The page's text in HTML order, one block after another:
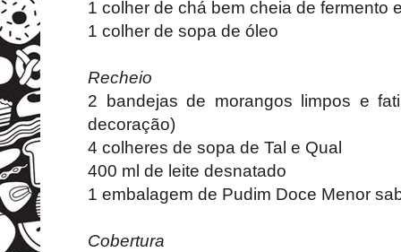
1 colher de chá bem cheia de fermento
1 colher de sopa de óleo
Recheio
2 bandejas de morangos limpos e
decoração)
4 colheres de sopa de Tal e Qual
400 ml de leite desnatado
1 embalagem de Pudim Doce Menor
Cobertura